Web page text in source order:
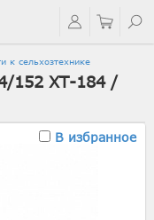
к сельхозтехнике
152 XT-184 /
В избранное